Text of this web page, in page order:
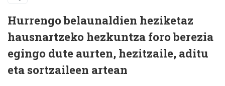
Hurrengo belaunaldien heziketaz
hausnartzeko hezkuntza foro berezia
egingo dute aurten, hezitzaile, aditu
eta sortzaileen artean